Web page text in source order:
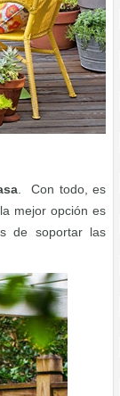
. Con todo, es
mejor opción es
de soportar las